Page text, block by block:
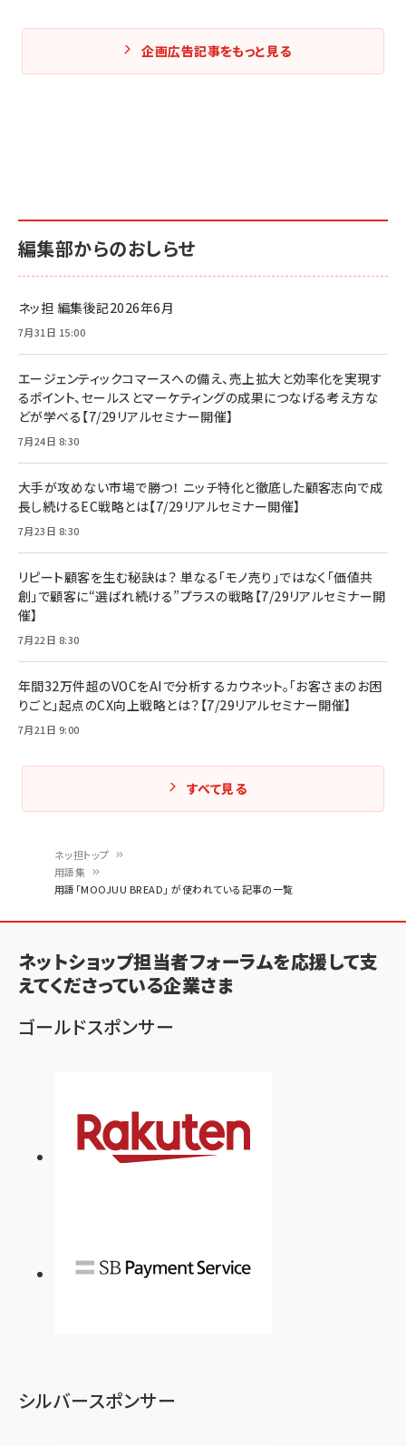
ン
く
ず
ネッ担トップ
用語集
用語「MOOJUU BREAD」 が使われている記事の一覧
企画広告記事をもっと見る
編集部からのおしらせ
ネッ担 編集後記2026年6月
7月31日 15:00
エージェンティックコマースへの備え、売上拡大と効率化を実現す
るポイント、セールスとマーケティングの成果につなげる考え方な
どが学べる【7/29リアルセミナー開催】
7月24日 8:30
大手が攻めない市場で勝つ！ ニッチ特化と徹底した顧客志向で成
長し続けるEC戦略とは【7/29リアルセミナー開催】
7月23日 8:30
リピート顧客を生む秘訣は？ 単なる「モノ売り」ではなく「価値共
創」で顧客に“選ばれ続ける”プラスの戦略【7/29リアルセミナー開
催】
7月22日 8:30
年間32万件超のVOCをAIで分析するカウネット。「お客さまのお困
りごと」起点のCX向上戦略とは？【7/29リアルセミナー開催】
7月21日 9:00
すべて見る
ネットショップ担当者フォーラムを応援して支
えてくださっている企業さま
ゴールドスポンサー
シルバースポンサー